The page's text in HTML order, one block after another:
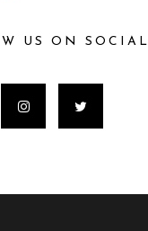
US ON SOCIAL